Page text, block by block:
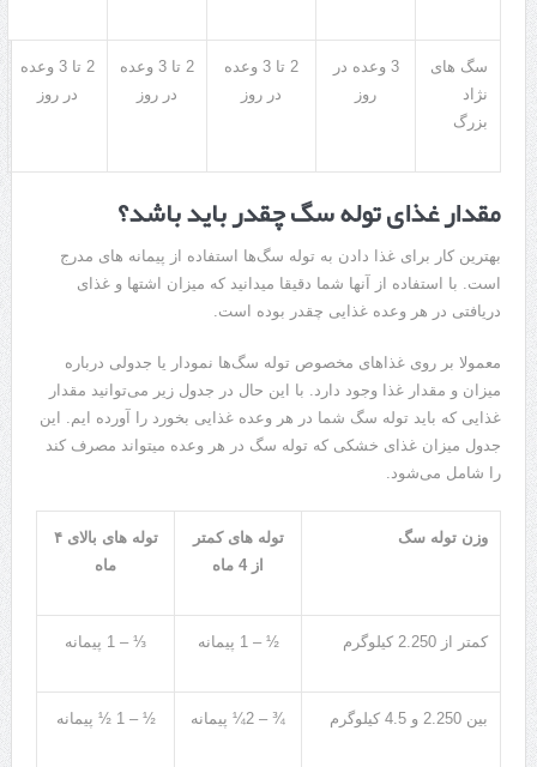
سگ های
نژاد
بزرگ
3 وعده در
روز
2 تا 3 وعده
در روز
2 تا 3 وعده
در روز
2 تا 3 وعده
در روز
مقدار غذای توله سگ چقدر باید باشد؟
بهترین کار برای غذا دادن به توله سگ‌ها استفاده از پیمانه های مدرج
است
با استفاده از آنها شما دقیقا میدانید که میزان اشتها و غذای
دریافتی در هر وعده غذایی چقدر بوده است
معمولا بر روی غذاهای مخصوص توله سگ‌ها نمودار یا جدولی درباره
میزان و مقدار غذا وجود دارد
با این حال در جدول زیر می‌توانید مقدار
غذایی که باید توله سگ شما در هر وعده غذایی بخورد را آورده ایم
این
جدول میزان غذای خشکی که توله سگ در هر وعده میتواند مصرف کند
را شامل می‌شود
وزن توله سگ
توله های کمتر
از 4 ماه
توله های بالای ۴
ماه
کمتر از 2.250 کیلوگرم ½ – 1 پیمانه ⅓ – 1 پیمانه
بین 2.250 و 4.5 کیلوگرم ¾ – 2¼ پیمانه ½ – 1 ½ پیمانه